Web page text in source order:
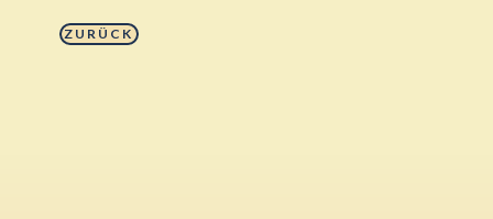
ZURÜCK